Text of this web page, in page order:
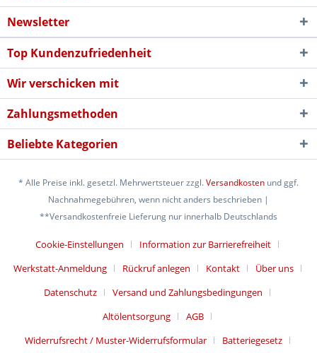
Newsletter
Top Kundenzufriedenheit
Wir verschicken mit
Zahlungsmethoden
Beliebte Kategorien
* Alle Preise inkl. gesetzl. Mehrwertsteuer zzgl.Versandkosten und ggf.
Nachnahmegebühren, wenn nicht anders beschrieben |
**Versandkostenfreie Lieferung nur innerhalb Deutschlands
Cookie-Einstellungen
Information zur Barrierefreiheit
Werkstatt-Anmeldung
Rückruf anlegen Kontakt
Über uns
Datenschutz
Versand und Zahlungsbedingungen
Altölentsorgung
AGB
Widerrufsrecht / Muster-Widerrufsformular
Batteriegesetz